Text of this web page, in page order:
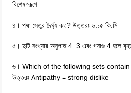
বিশেষণরূপে
৪। পদ্মা সেতুর দৈর্ঘ্য কত? উত্তরঃ ৬.১৫ কি.মি
৫। দুটি সংখ্যার অনুপাত 4: 3 এবং গসাগু 4 হলে
৬। Which of the following sets
উত্তরঃ Antipathy = strong dislike